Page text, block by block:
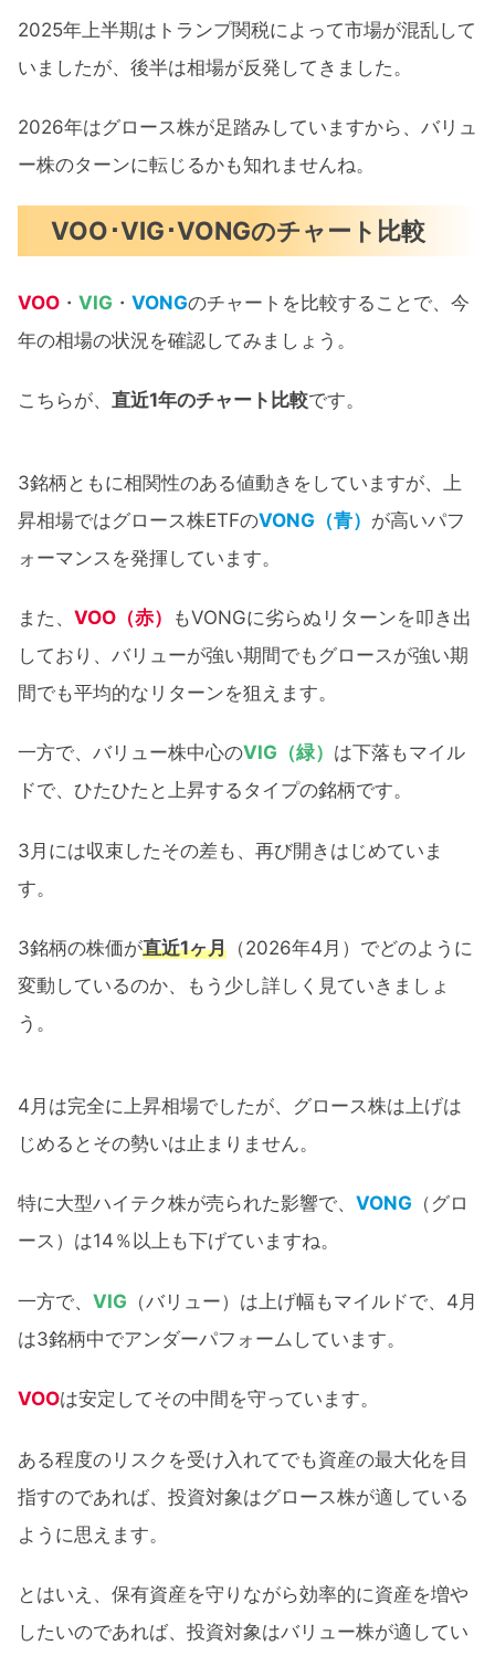
2025年上半期はトランプ関税によって市場が混乱して
いましたが、後半は相場が反発してきました。
2026年はグロース株が足踏みしていますから、バリュ
ー株のターンに転じるかも知れませんね。
VOO･VIG･VONGのチャート比較
VOO ・ VIG ・ VONGのチャートを比較することで、今
年の相場の状況を確認してみましょう。
こちらが、 直近1年のチャート比較です。
3銘柄ともに相関性のある値動きをしていますが、上
昇相場ではグロース株ETFのVONG（青） が高いパフ
ォーマンスを発揮しています。
また、 VOO（赤）
もVONGに劣らぬリターンを叩き出
しており、バリューが強い期間でもグロースが強い期
間でも平均的なリターンを狙えます。
一方で、バリュー株中心のVIG（緑） は下落もマイル
ドで、ひたひたと上昇するタイプの銘柄です。
3月には収束したその差も、再び開きはじめていま
す。
3銘柄の株価が直近1ヶ月 （2026年4月）でどのように
変動しているのか、もう少し詳しく見ていきましょ
う。
4月は完全に上昇相場でしたが、グロース株は上げは
じめるとその勢いは止まりません。
特に大型ハイテク株が売られた影響で、 VONG （グロ
ース）は14％以上も下げていますね。
一方で、 VIG （バリュー）は上げ幅もマイルドで、4月
は3銘柄中でアンダーパフォームしています。
VOOは安定してその中間を守っています。
ある程度のリスクを受け入れてでも資産の最大化を目
指すのであれば、投資対象はグロース株が適している
ように思えます。
とはいえ、保有資産を守りながら効率的に資産を増や
したいのであれば、投資対象はバリュー株が適してい